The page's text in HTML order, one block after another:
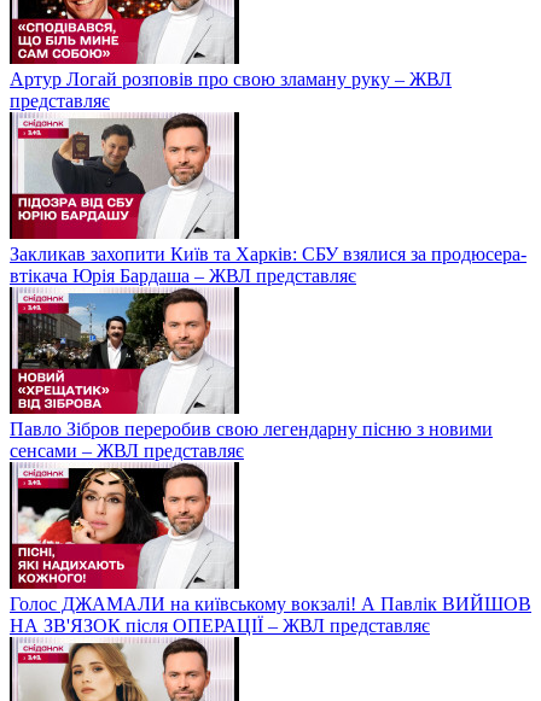
Артур Логай розповів про свою зламану руку – ЖВЛ
представляє
Закликав захопити Київ та Харків: СБУ взялися за продюсера-
втікача Юрія Бардаша – ЖВЛ представляє
Павло Зібров переробив свою легендарну пісню з новими
сенсами – ЖВЛ представляє
Голос ДЖАМАЛИ на київському вокзалі! А Павлік ВИЙШОВ
НА ЗВ'ЯЗОК після ОПЕРАЦІЇ – ЖВЛ представляє